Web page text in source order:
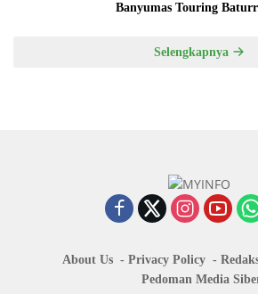
Banyumas Touring
Selengkapnya
About Us Privacy Policy
Pedoman Media